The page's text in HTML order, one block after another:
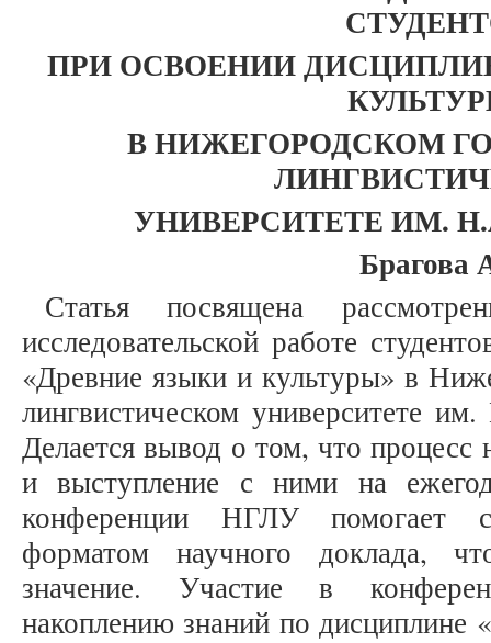
ПРИ ОСВОЕНИИ
В НИЖЕГОРОДСКОМ
УНИВЕРСИТЕТЕ ИМ.
Брагова
Статья посвящена
исследовательской работе
«Древние языки и культуры» в
лингвистическом университете
Делается вывод о том, что процесс
и выступление с ними на
конференции НГЛУ помогает
форматом научного доклада,
значение. Участие в
накоплению знаний по дисциплине